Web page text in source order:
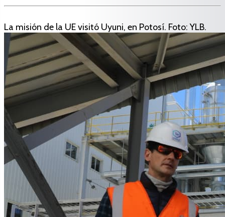
La misión de la UE visitó Uyuni, en Potosí. Foto: YLB.